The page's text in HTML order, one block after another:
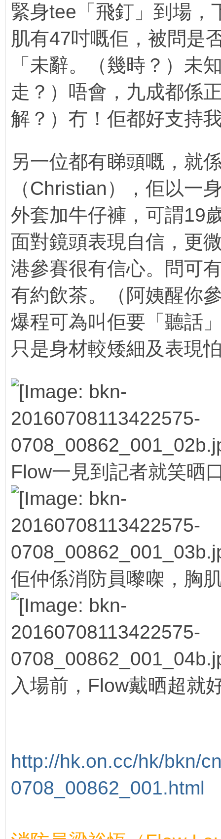
緊身tee「飛釘」到場，
肌有47吋嘅佢，被問是
「未辭。（幾時？）未
走？）唔會，九成都係
解？）冇！佢都好支持
另一位都有睇頭嘅，就
（Christian），佢以一
外套加牛仔褲，可謂19
面對鏡頭表現自信，更
港參賽很有信心。問可
有約飲茶。（阿姨醒你
爆程可為叫佢要「聽話
只是身材較矮細及表現
Flow一見到記者就笑晒
佢仲係消防員嚟㗎，胸
入場前，Flow戴晒超就
http://hk.on.cc/hk/bkn/
0708_00862_001.html